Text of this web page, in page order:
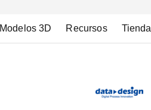
Modelos 3D Recursos Tienda